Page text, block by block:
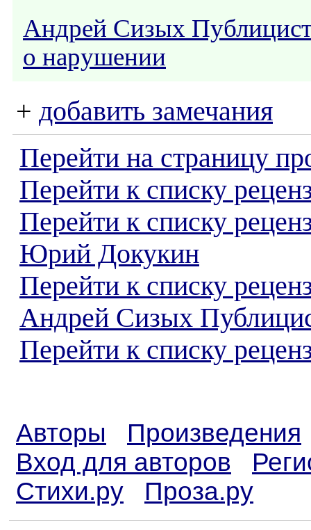
Андрей Сизых
о нарушении
+ добавить замечания
Перейти на страницу
Перейти к списку
Перейти к списку
Юрий Докукин
Перейти к списку
Андрей Сизых
Перейти к списку
Авторы
Произведения
Вход для авторов
Стихи.ру
Проза.ру